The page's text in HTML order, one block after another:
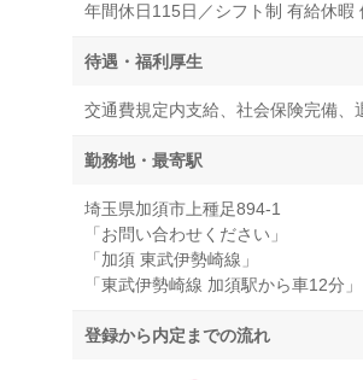
年間休日115日／シフト制 有給休暇
待遇・福利厚生
交通費規定内支給、社会保険完備
勤務地・最寄駅
埼玉県加須市上種足894-1
「お問い合わせください」
「加須 東武伊勢崎線」
「東武伊勢崎線 加須駅から車12分」
登録から内定までの流れ